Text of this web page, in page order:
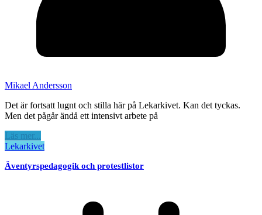
Mikael Andersson
Det är fortsatt lugnt och stilla här på Lekarkivet. Kan det tyckas.
Men det pågår ändå ett intensivt arbete på
Läs mer...
Lekarkivet
Äventyrspedagogik och protestlistor